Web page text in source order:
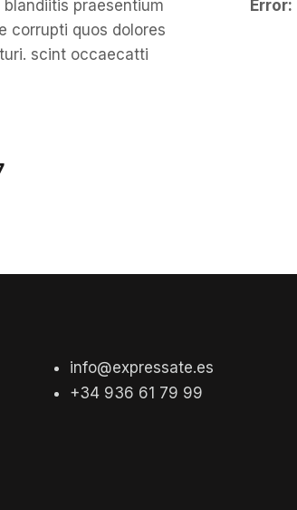
praesentium
corrupti quos dolores
scint occaecatti
Error:
info@expressate.es
+34 936 61 79 99